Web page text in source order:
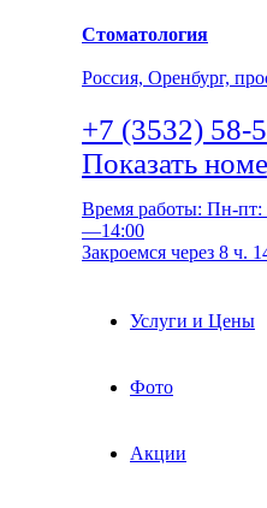
Стоматология
Россия, Оренбург,
+7 (3532) 58-
Показать
Время работы: Пн-
—14:00
Закроемся через 8 ч.
Услуги и Цены
Фото
Акции